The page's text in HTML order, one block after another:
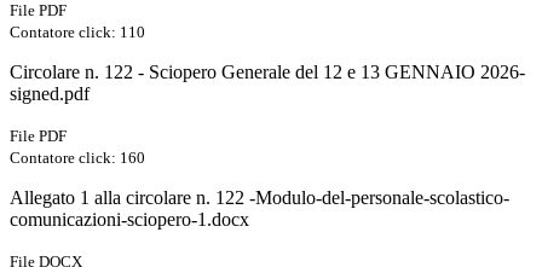
File PDF
Contatore click: 110
Circolare n. 122 - Sciopero Generale del 12 e 13 GENNAIO 2026-
signed.pdf
File PDF
Contatore click: 160
Allegato 1 alla circolare n. 122 -Modulo-del-personale-scolastico-
comunicazioni-sciopero-1.docx
File DOCX